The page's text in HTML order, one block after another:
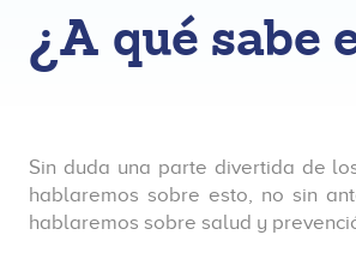
¿A qué sabe
Sin duda una parte divertida de
hablaremos sobre esto, no sin
hablaremos sobre salud y